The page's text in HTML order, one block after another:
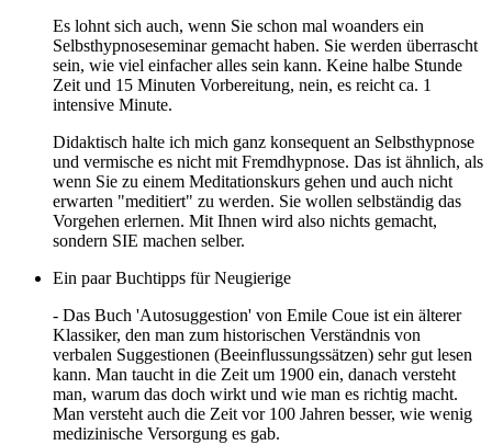
Es lohnt sich auch, wenn Sie schon mal woanders ein
Selbsthypnoseseminar gemacht haben. Sie werden überrascht
sein, wie viel einfacher alles sein kann. Keine halbe Stunde
Zeit und 15 Minuten Vorbereitung, nein, es reicht ca. 1
intensive Minute.
Didaktisch halte ich mich ganz konsequent an Selbsthypnose
und vermische es nicht mit Fremdhypnose. Das ist ähnlich, als
wenn Sie zu einem Meditationskurs gehen und auch nicht
erwarten "meditiert" zu werden. Sie wollen selbständig das
Vorgehen erlernen. Mit Ihnen wird also nichts gemacht,
sondern SIE machen selber.
Ein paar Buchtipps für Neugierige
- Das Buch 'Autosuggestion' von Emile Coue ist ein älterer
Klassiker, den man zum historischen Verständnis von
verbalen Suggestionen (Beeinflussungssätzen) sehr gut lesen
kann. Man taucht in die Zeit um 1900 ein, danach versteht
man, warum das doch wirkt und wie man es richtig macht.
Man versteht auch die Zeit vor 100 Jahren besser, wie wenig
medizinische Versorgung es gab.